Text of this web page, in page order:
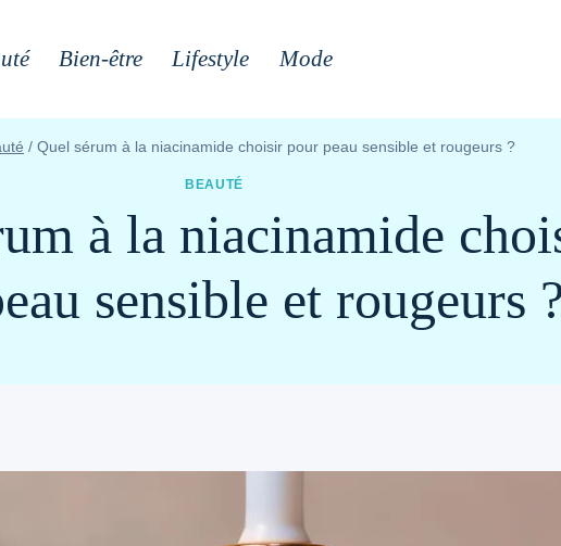
Bien-être Lifestyle Mode
/ Quel sérum à la niacinamide choisir pour peau sensible et rougeurs ?
BEAUTÉ
à la niacinamide
sensible et rougeurs